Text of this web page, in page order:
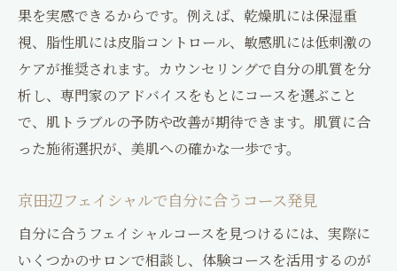
果を実感できるからです。例えば、乾燥肌には保湿重
視、脂性肌には皮脂コントロール、敏感肌には低刺激の
ケアが推奨されます。カウンセリングで自分の肌質を分
析し、専門家のアドバイスをもとにコースを選ぶこと
で、肌トラブルの予防や改善が期待できます。肌質に合
った施術選択が、美肌への確かな一歩です。
京田辺フェイシャルで自分に合うコース発見
自分に合うフェイシャルコースを見つけるには、実際に
いくつかのサロンで相談し、体験コースを活用するのが